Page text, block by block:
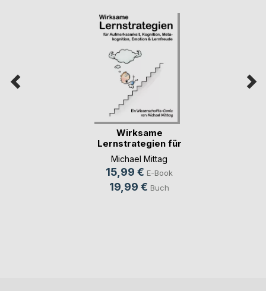
Wirksame
Lernstrategien für
Aufmer(...)
Michael Mittag
15,99 € E-Book
19,99 € Buch